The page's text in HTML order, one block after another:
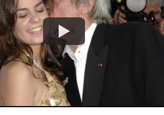
Watch